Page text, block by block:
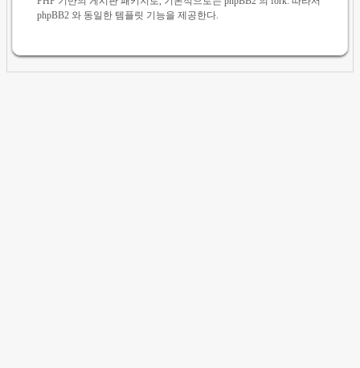
phpBB2 와 동일한 템플릿 기능을 제공한다.